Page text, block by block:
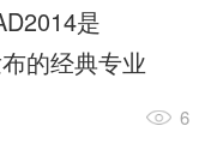
。版本新增图
景地理地图、
模块，优化命
是
的经典专业
软件，是工程 6